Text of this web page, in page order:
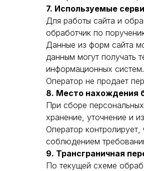
7. Используемые
Для работы сайта и
обработчик по
Данные из форм сайта
данным могут получать
информационных систем.
Оператор не продает
8. Место нахождения
При сборе
хранение, уточнение и
Оператор
соблюдением
9. Трансграничная
По текущей схеме